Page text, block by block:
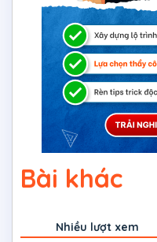
Bài khác
Nhiều lượt xem